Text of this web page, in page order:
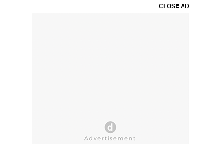
CLOSE AD